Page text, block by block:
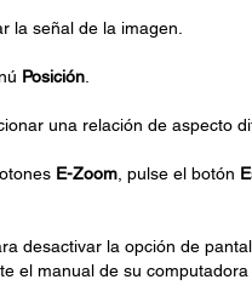
la señal de la imagen.
Posición.
una relación de aspecto
E-Zoom, pulse el botón
desactivar la opción de
el manual de su